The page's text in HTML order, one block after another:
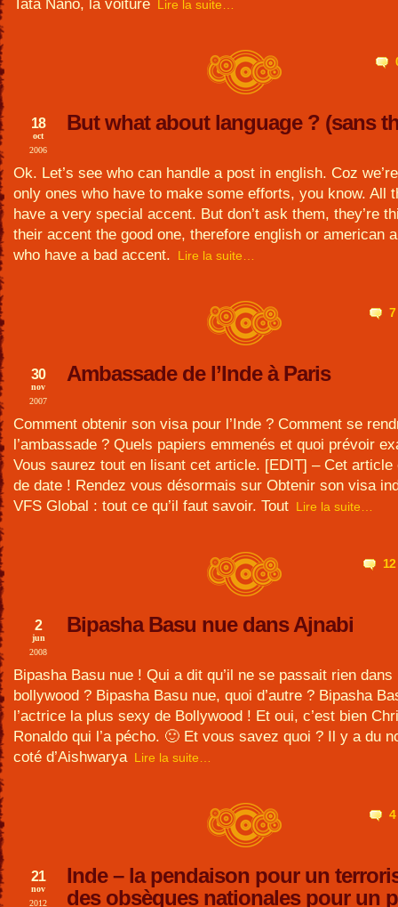
Tata Nano, la voiture Lire la suite…
But what about language ? (sans
18
oct
2006
Ok. Let’s see who can handle a post in english. Coz
only ones who have to make some efforts, you know. All
have a very special accent. But don’t ask them, they’re
their accent the good one, therefore english or american
who have a bad accent.
Lire la suite…
7
Ambassade de l’Inde à Paris
30
nov
2007
Comment obtenir son visa pour l’Inde ? Comment se
l’ambassade ? Quels papiers emmenés et quoi prévoir
Vous saurez tout en lisant cet article. [EDIT] – Cet article
de date ! Rendez vous désormais sur Obtenir son visa
VFS Global : tout ce qu’il faut savoir. Tout Lire la suite…
Bipasha Basu nue dans Ajnabi
2
jun
2008
Bipasha Basu nue ! Qui a dit qu’il ne se passait rien dans
bollywood ? Bipasha Basu nue, quoi d’autre ? Bipasha
l’actrice la plus sexy de Bollywood ! Et oui, c’est bien
Ronaldo qui l’a pécho. 🙂 Et vous savez quoi ? Il y a du
coté d’Aishwarya Lire la suite…
4
Inde – la pendaison pour un
des obsèques nationales pour un
21
nov
2012